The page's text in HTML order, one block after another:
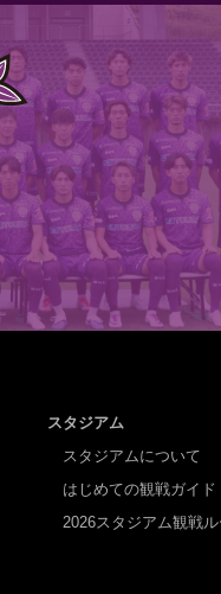
スタジアム
スタジアムについて
はじめての観戦ガイド
2026スタジアム観戦